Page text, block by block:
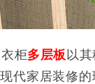
柜多层板 以
代家居装修